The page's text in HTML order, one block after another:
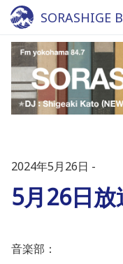
SORASHIGE
2024年5月26日
5月26日放
音楽部：